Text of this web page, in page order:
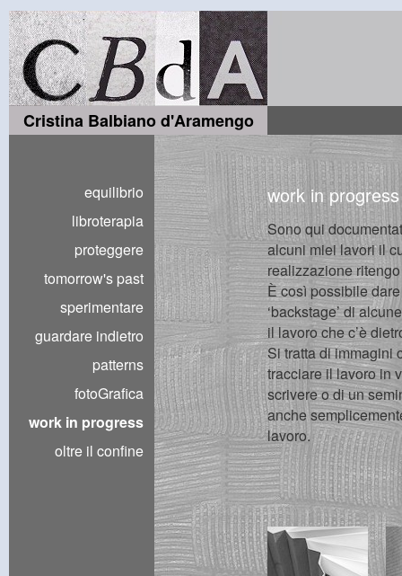
Cristina Balbiano d'Aramengo
equilibrio
libroterapia
proteggere
tomorrow's past
sperimentare
guardare indietro
patterns
fotoGrafica
work in progress
oltre il confine
work in progress
Sono qui
alcuni miei lavori il
realizzazione
È così possibile
‘backstage’ di
il lavoro che c’è
Si tratta di immagini
tracciare il lavoro in
scrivere o di un
anche
lavoro.